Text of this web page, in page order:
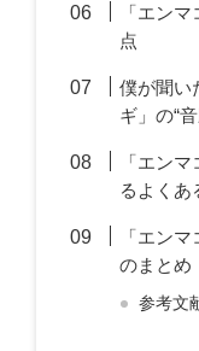
「エン
点
僕が聞い
ギ」の“
「エン
るよくあ
「エン
のまとめ
参考文